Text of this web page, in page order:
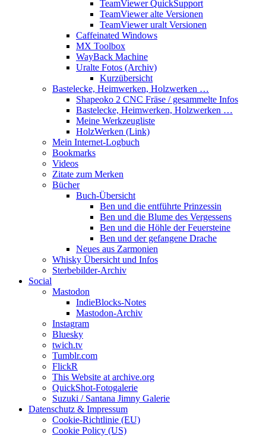
TeamViewer QuickSupport
TeamViewer alte Versionen
TeamViewer uralt Versionen
Caffeinated Windows
MX Toolbox
WayBack Machine
Uralte Fotos (Archiv)
Kurzübersicht
Bastelecke, Heimwerken, Holzwerken …
Shapeoko 2 CNC Fräse / gesammelte Infos
Bastelecke, Heimwerken, Holzwerken …
Meine Werkzeugliste
HolzWerken (Link)
Mein Internet-Logbuch
Bookmarks
Videos
Zitate zum Merken
Bücher
Buch-Übersicht
Ben und die entführte Prinzessin
Ben und die Blume des Vergessens
Ben und die Höhle der Feuersteine
Ben und der gefangene Drache
Neues aus Zarmonien
Whisky Übersicht und Infos
Sterbebilder-Archiv
Social
Mastodon
IndieBlocks-Notes
Mastodon-Archiv
Instagram
Bluesky
twich.tv
Tumblr.com
FlickR
This Website at archive.org
QuickShot-Fotogalerie
Suzuki / Santana Jimny Galerie
Datenschutz & Impressum
Cookie-Richtlinie (EU)
Cookie Policy (US)